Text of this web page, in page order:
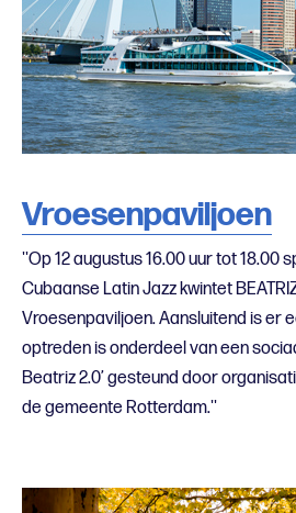
Vroesenpaviljoen
''Op 12 augustus 16.00 uur tot 18.00
Cubaanse Latin Jazz kwintet
Vroesenpaviljoen. Aansluitend is er
optreden is onderdeel van een
Beatriz 2.0’ gesteund door
de gemeente Rotterdam.''